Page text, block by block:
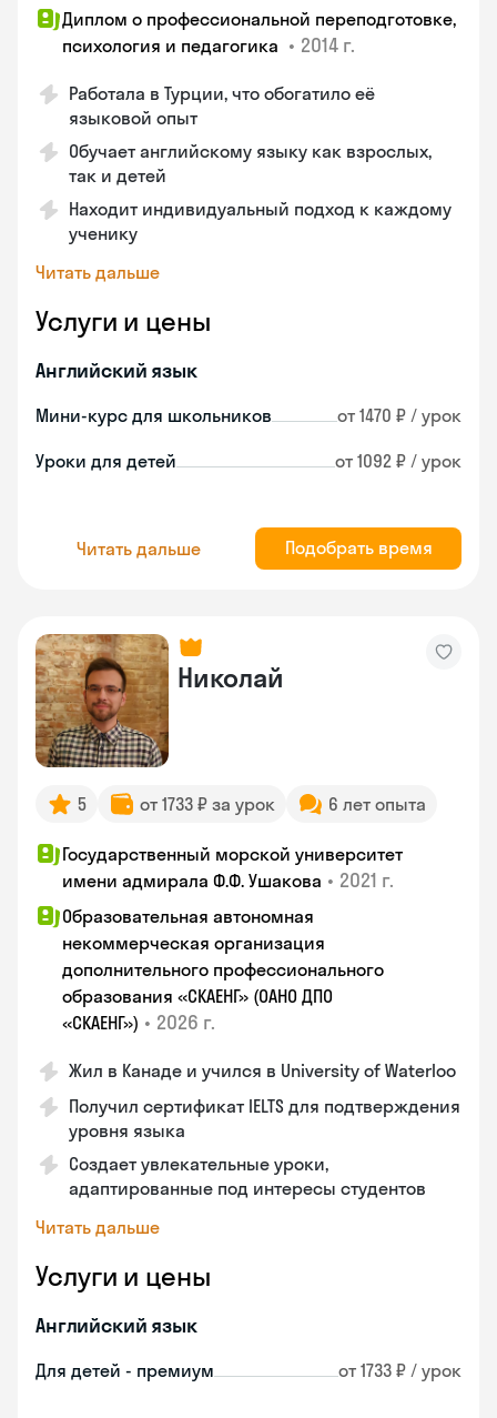
Диплом о профессиональной переподготовке,
психология и педагогика • 2014 г.
Работала в Турции, что обогатило её
языковой опыт
Обучает английскому языку как взрослых,
так и детей
Находит индивидуальный подход к каждому
ученику
Читать дальше
Услуги и цены
Английский язык
Мини-курс для школьников от 1470 ₽ / урок
Уроки для детей от 1092 ₽ / урок
Читать дальше Подобрать время
Николай
5 от 1733 ₽ за урок 6 лет опыта
Государственный морской университет
имени адмирала Ф.Ф. Ушакова • 2021 г.
Образовательная автономная
некоммерческая организация
дополнительного профессионального
образования «СКАЕНГ» (ОАНО ДПО
«СКАЕНГ») • 2026 г.
Жил в Канаде и учился в University of Waterloo
Получил сертификат IELTS для подтверждения
уровня языка
Создает увлекательные уроки,
адаптированные под интересы студентов
Читать дальше
Услуги и цены
Английский язык
Для детей - премиум от 1733 ₽ / урок